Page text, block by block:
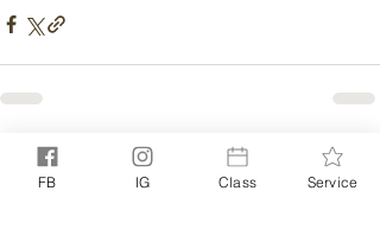
相關文章
查看全部
FB
IG Class Service